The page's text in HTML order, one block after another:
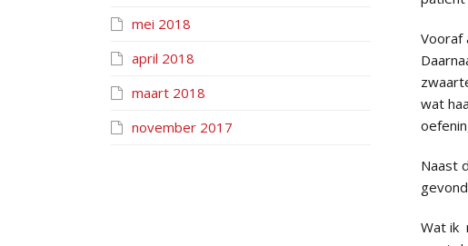
Vooraf
wat
Naast
Wat ik
mei 2018
april 2018
maart 2018
november 2017